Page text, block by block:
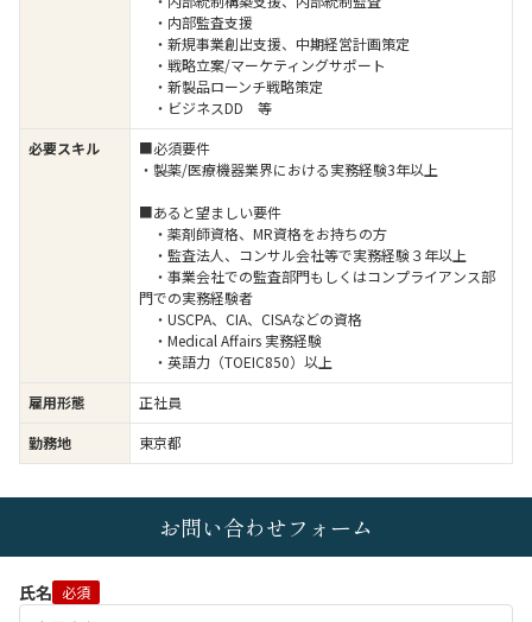
・内部監査支援
・新規事業創出支援、中期経営計画策定
・戦略立案/マーケティングサポート
・新製品ローンチ戦略策定
・ビジネスDD 等
必要スキル
■必須要件
・製薬/医療機器業界における実務経験3年以上
■あると望ましい要件
・薬剤師資格、MR資格をお持ちの方
・監査法人、コンサル会社等で実務経験３年以上
・事業会社での監査部門もしくはコンプライアンス部
門での実務経験者
・USCPA、CIA、CISAなどの資格
・Medical Affairs 実務経験
・英語力（TOEIC850）以上
雇用形態
正社員
勤務地
東京都
お問い合わせフォーム
氏名 必須